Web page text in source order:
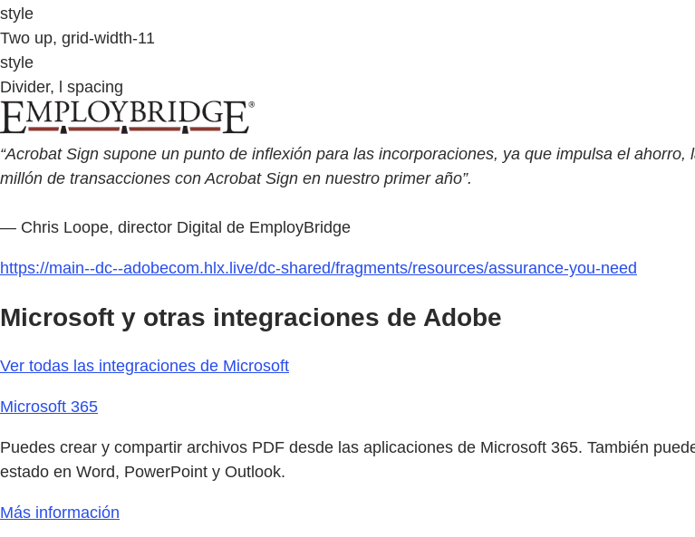
style
Two up, grid-width-11
style
Divider, l spacing
“Acrobat Sign supone un punto de inflexión para las incorporaciones, ya que impulsa el
millón de transacciones con Acrobat Sign en nuestro primer año”.
— Chris Loope, director Digital de EmployBridge
https://main--dc--adobecom.hlx.live/dc-shared/fragments/resources/assurance-you-need
Microsoft y otras integraciones de Adobe
Ver todas las integraciones de Microsoft
Microsoft 365
Puedes crear y compartir archivos PDF desde las aplicaciones de Microsoft 365. También
estado en Word, PowerPoint y Outlook.
Más información